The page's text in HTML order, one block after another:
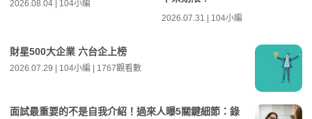
2026.08.04 | 104小編
2026.07.31 | 104小編
財星500大企業 六台企上榜
2026.07.29 | 104小編 | 1767觀看數
面試最重要的不是自我介紹！過來人曝5關鍵細節：錄